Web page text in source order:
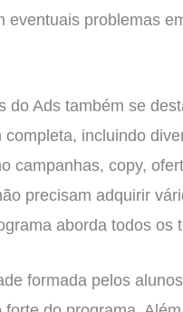
eventuais problemas
do Ads também se
completa, incluindo
campanhas, copy,
precisam adquirir
aborda todos os
formada pelos